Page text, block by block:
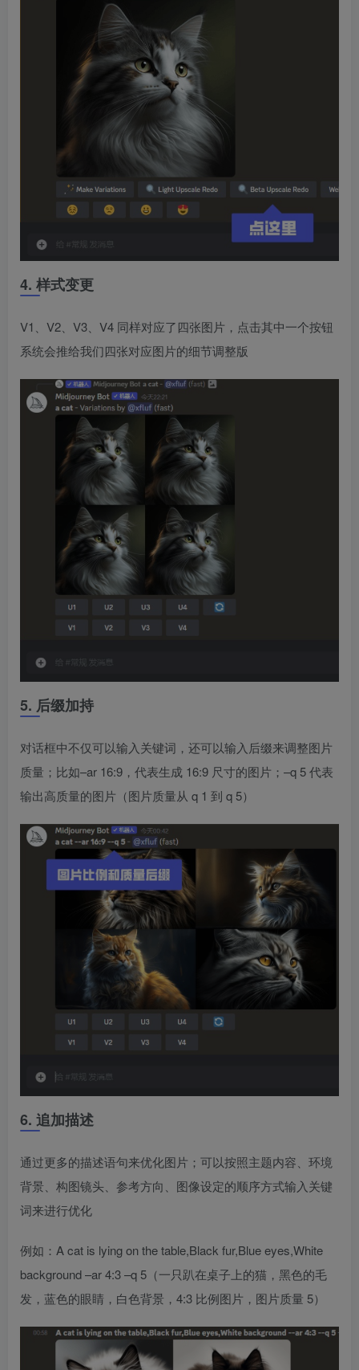
4. 样式变更
V1、V2、V3、V4 同样对应了四张图片，点击其中一个按钮
系统会推给我们四张对应图片的细节调整版
5. 后缀加持
对话框中不仅可以输入关键词，还可以输入后缀来调整图片
质量；比如–ar 16:9，代表生成 16:9 尺寸的图片；–q 5 代表
输出高质量的图片（图片质量从 q 1 到 q 5）
6. 追加描述
通过更多的描述语句来优化图片；可以按照主题内容、环境
背景、构图镜头、参考方向、图像设定的顺序方式输入关键
词来进行优化
例如：A cat is lying on the table,Black fur,Blue eyes,White
background –ar 4:3 –q 5（一只趴在桌子上的猫，黑色的毛
发，蓝色的眼睛，白色背景，4:3 比例图片，图片质量 5）